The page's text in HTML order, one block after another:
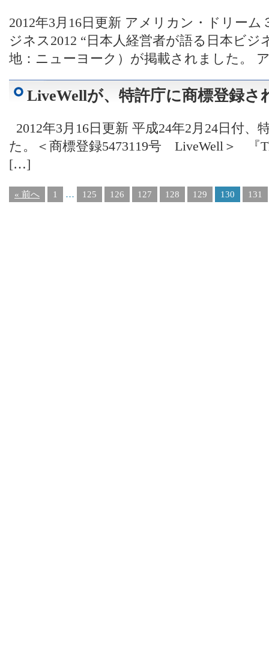
2012年3月16日更新 アメリカン・ドリーム
ジネス2012 “日本人経営者が語る日本ビ
地：ニューヨーク）が掲載されました。
LiveWellが、特許庁に商標登録さ
2012年3月16日更新 平成24年2月24日付
た。＜商標登録5473119号 LiveWell＞ 『
[…]
« 前へ 1 … 125 126 127 128 129 130 131